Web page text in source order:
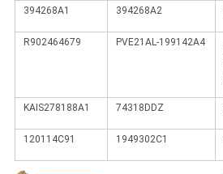
394268A1 394268A2
R902464679 PVE21AL-199142A4
KAIS278188A1 74318DDZ
120114C91 1949302C1